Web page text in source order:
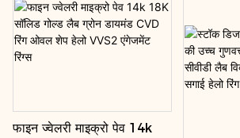
हैं। इस अंगूठी को सोच-समझकर डिज़ाइन
किया गया है ताकि बैंड इसके बिल्कुल
पास-पास फिट हो सके।
फाइन ज्वेलरी माइक्रो पेव 14k